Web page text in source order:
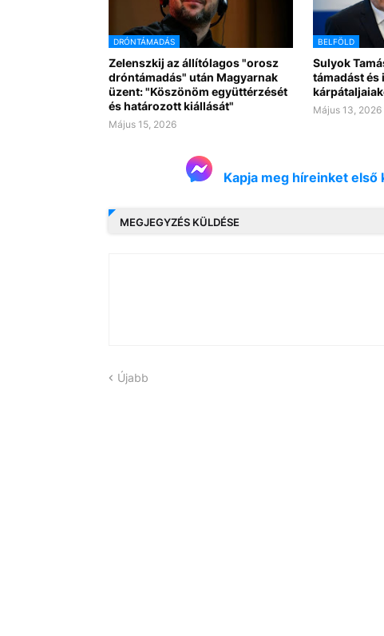
DRÓNTÁMADÁS
Zelenszkij az állítólagos "orosz
dróntámadás" után Magyarnak
üzent: "Köszönöm együttérzését
és határozott kiállását"
Május 15, 2026
BELFÖLD
Sulyok
támadást és
Május 13, 2026
Kapja meg híreinket
MEGJEGYZÉS KÜLDÉSE
Újabb